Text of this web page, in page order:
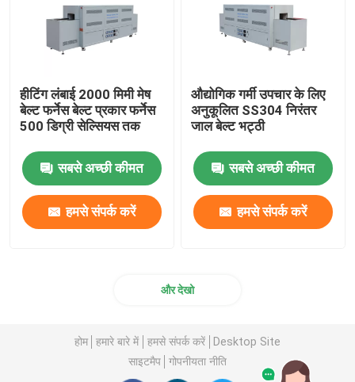
हीटिंग लंबाई 2000 मिमी मेष
बेल्ट फर्नेस बेल्ट प्रकार फर्नेस
500 डिग्री सेल्सियस तक
सबसे अच्छी कीमत
हमसे संपर्क करें
औद्योगिक गर्मी उपचार के लिए
अनुकूलित SS304 निरंतर
जाल बेल्ट भट्ठी
सबसे अच्छी कीमत
हमसे संपर्क करें
और देखो
होम हमारे बारे में हमसे संपर्क करें
Desktop Site
साइटमैप
गोपनीयता नीति